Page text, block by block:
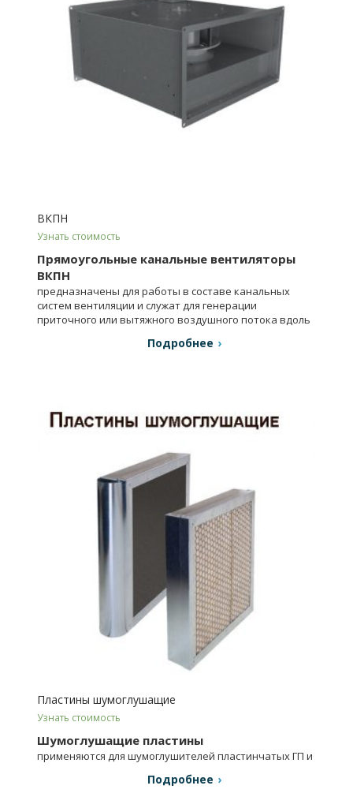
ВКПН
Узнать стоимость
Прямоугольные канальные вентиляторы
ВКПН
предназначены для работы в составе канальных
систем вентиляции и служат для генерации
приточного или вытяжного воздушного потока вдоль
Подробнее
Пластины шумоглушащие
Узнать стоимость
Шумоглушащие пластины
применяются для шумоглушителей пластинчатых ГП и
Подробнее